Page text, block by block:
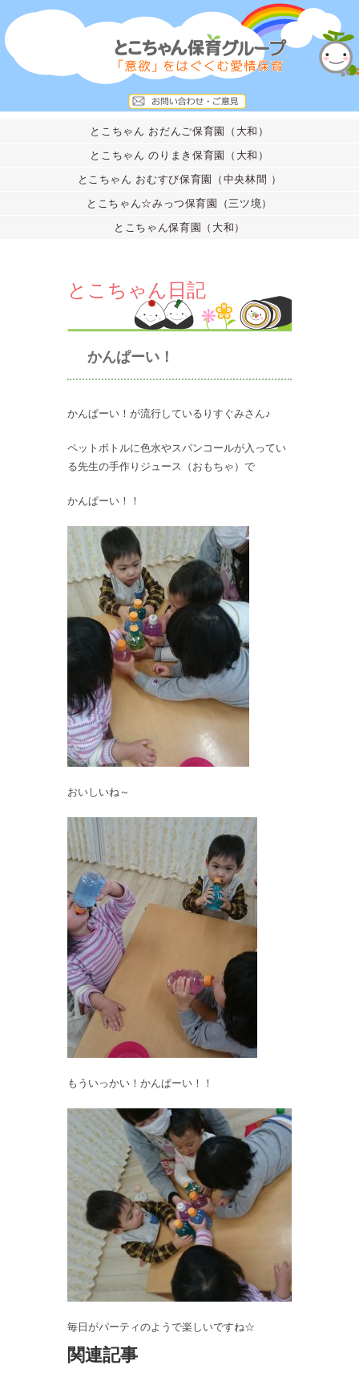
とこちゃん おだんご保育園（大和）
とこちゃん のりまき保育園（大和）
とこちゃん おむすび保育園（中央林間 ）
とこちゃん☆みっつ保育園（三ツ境）
とこちゃん保育園（大和）
とこちゃん日記
かんぱーい！
かんぱーい！が流行しているりすぐみさん♪
ペットボトルに色水やスパンコールが入ってい
る先生の手作りジュース（おもちゃ）で
かんぱーい！！
おいしいね～
もういっかい！かんぱーい！！
毎日がパーティのようで楽しいですね☆
関連記事